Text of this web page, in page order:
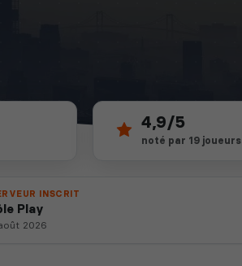
4,9/5
noté par 19 joueurs
INSCRIT
Play
2026